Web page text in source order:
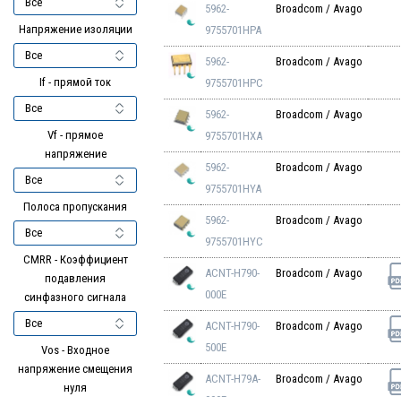
Напряжение изоляции
If - прямой ток
Vf - прямое
напряжение
Полоса пропускания
CMRR - Коэффициент
подавления
синфазного сигнала
Vos - Входное
напряжение смещения
нуля
5962-
9755701HPA
Broadcom / Avago
5962-
9755701HPC
Broadcom / Avago
5962-
9755701HXA
Broadcom / Avago
5962-
9755701HYA
Broadcom / Avago
5962-
9755701HYC
Broadcom / Avago
ACNT-H790-
000E
Broadcom / Avago
ACNT-H790-
500E
Broadcom / Avago
ACNT-H79A-
Broadcom / Avago